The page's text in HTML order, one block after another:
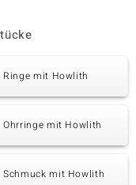
Ringe mit Howlith
Ohrringe mit Howlith
Schmuck mit Howlith